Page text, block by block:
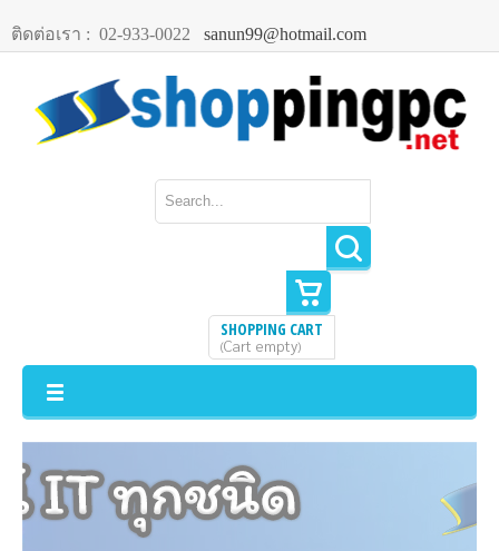
ติดต่อเรา : 02-933-0022 sanun99@hotmail.com
SHOPPING CART
(Cart empty)